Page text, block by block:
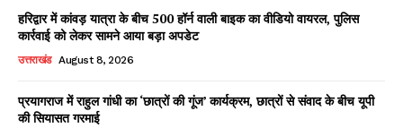
हरिद्वार में कांवड़ यात्रा के बीच 500 हॉर्न वाली बाइक का वीडियो वायरल, पुलिस
कार्रवाई को लेकर सामने आया बड़ा अपडेट
उत्तराखंड August 8, 2026
प्रयागराज में राहुल गांधी का ‘छात्रों की गूंज’ कार्यक्रम, छात्रों से संवाद के बीच यूपी
की सियासत गरमाई